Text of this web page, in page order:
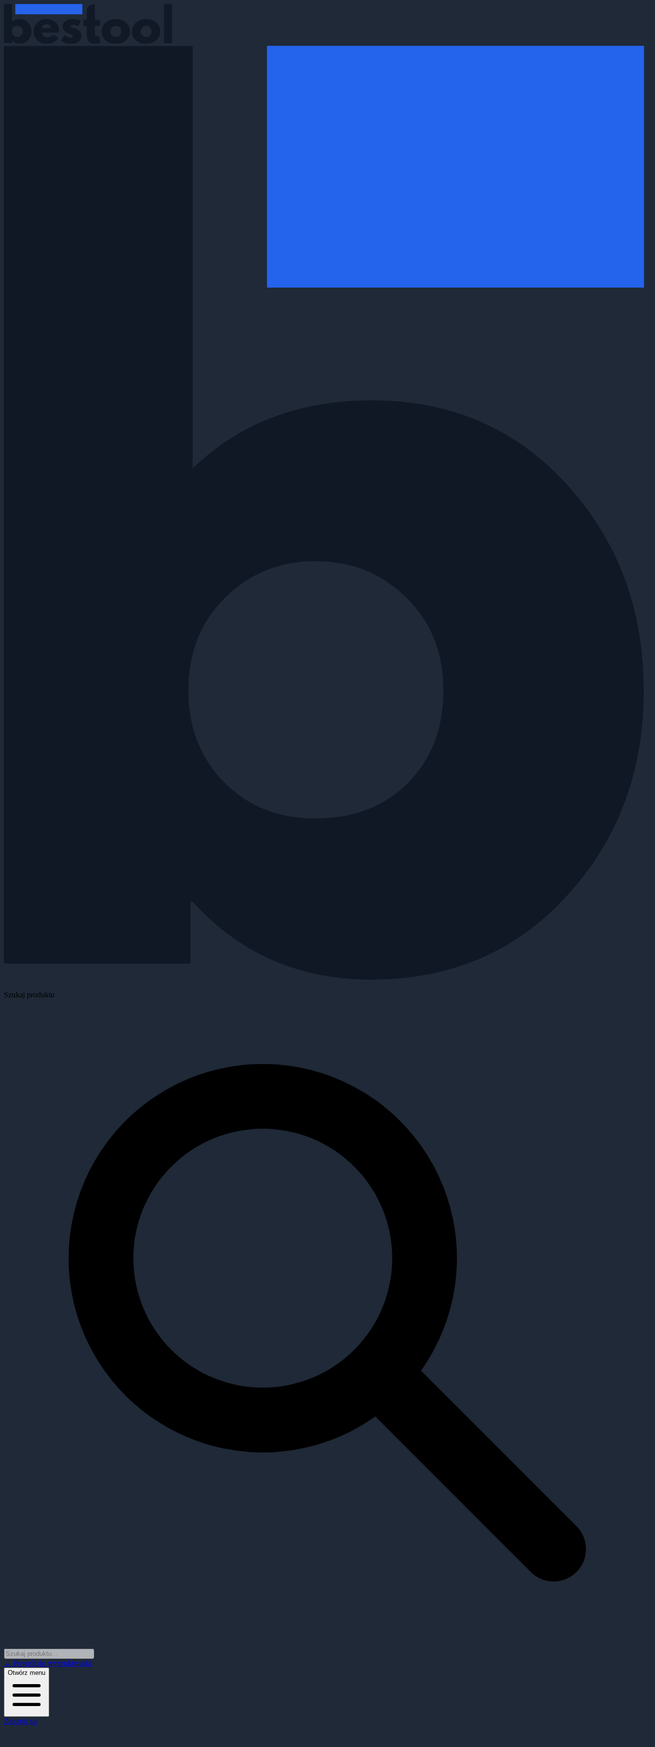
Szukaj produktu
← Powrót do wyszukiwarki
Otwórz menu
Zaloguj się